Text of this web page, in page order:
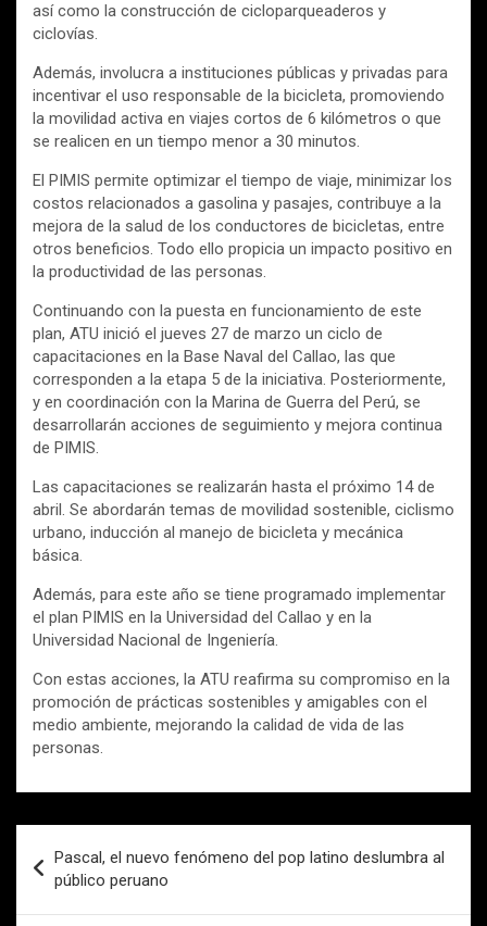
así como la construcción de cicloparqueaderos y
ciclovías.
Además, involucra a instituciones públicas y privadas para
incentivar el uso responsable de la bicicleta, promoviendo
la movilidad activa en viajes cortos de 6 kilómetros o que
se realicen en un tiempo menor a 30 minutos.
El PIMIS permite optimizar el tiempo de viaje, minimizar los
costos relacionados a gasolina y pasajes, contribuye a la
mejora de la salud de los conductores de bicicletas, entre
otros beneficios. Todo ello propicia un impacto positivo en
la productividad de las personas.
Continuando con la puesta en funcionamiento de este
plan, ATU inició el jueves 27 de marzo un ciclo de
capacitaciones en la Base Naval del Callao, las que
corresponden a la etapa 5 de la iniciativa. Posteriormente,
y en coordinación con la Marina de Guerra del Perú, se
desarrollarán acciones de seguimiento y mejora continua
de PIMIS.
Las capacitaciones se realizarán hasta el próximo 14 de
abril. Se abordarán temas de movilidad sostenible, ciclismo
urbano, inducción al manejo de bicicleta y mecánica
básica.
Además, para este año se tiene programado implementar
el plan PIMIS en la Universidad del Callao y en la
Universidad Nacional de Ingeniería.
Con estas acciones, la ATU reafirma su compromiso en la
promoción de prácticas sostenibles y amigables con el
medio ambiente, mejorando la calidad de vida de las
personas.
de
entradas
Pascal, el nuevo fenómeno del pop latino deslumbra al
público peruano